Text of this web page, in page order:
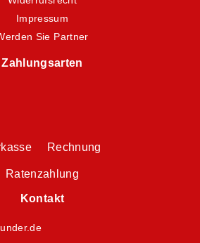
Impressum
Sie Partner
Zahlungsarten
Rechnung
Ratenzahlung
Kontakt